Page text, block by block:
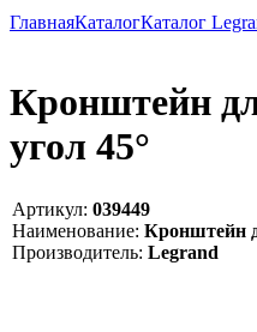
ГлавнаяКаталогКаталог
Кронштейн
угол 45°
Артикул: 039449
Наименование: Кронштейн
Производитель: Legrand